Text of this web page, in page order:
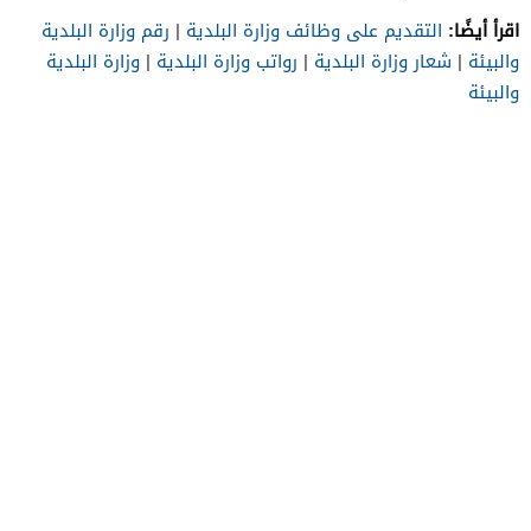
اقرأ أيضًا: التقديم على وظائف وزارة البلدية | رقم وزارة البلدية
والبيئة | شعار وزارة البلدية | رواتب وزارة البلدية | وزارة البلدية
والبيئة